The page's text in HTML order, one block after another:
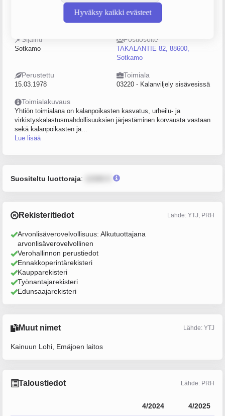
Hyväksy kaikki evästeet
Henkilöstömäärä
5–9
Sijainti
Sotkamo
Postiosoite
TAKALANTIE 82, 88600,
Sotkamo
Perustettu
15.03.1978
Toimiala
03220 - Kalanviljely sisävesissä
Toimialakuvaus
Yhtiön toimialana on kalanpoikasten kasvatus, urheilu- ja
virkistyskalastusmahdollisuuksien järjestäminen korvausta vastaan
sekä kalanpoikasten ja...
Lue lisää
Suositeltu luottoraja:
Rekisteritiedot Lähde: YTJ, PRH
Arvonlisäverovelvollisuus: Alkutuottajana
arvonlisäverovelvollinen
Verohallinnon perustiedot
Ennakkoperintärekisteri
Kaupparekisteri
Työnantajarekisteri
Edunsaajarekisteri
Muut nimet Lähde: YTJ
Kainuun Lohi, Emäjoen laitos
Taloustiedot Lähde: PRH
4/2024 4/2025